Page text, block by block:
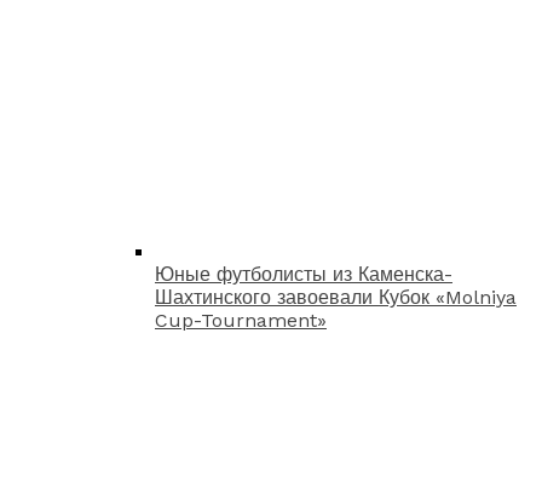
Юные футболисты из Каменска-
Шахтинского завоевали Кубок «Molniya
Cup-Tournament»